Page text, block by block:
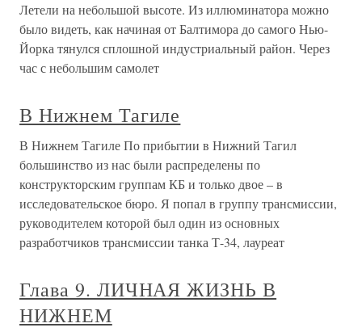
Летели на небольшой высоте. Из иллюминатора можно
было видеть, как начиная от Балтимора до самого Нью-
Йорка тянулся сплошной индустриальный район. Через
час с небольшим самолет
В Нижнем Тагиле
В Нижнем Тагиле По прибытии в Нижний Тагил
большинство из нас были распределены по
конструкторским группам КБ и только двое – в
исследовательское бюро. Я попал в группу трансмиссии,
руководителем которой был один из основных
разработчиков трансмиссии танка Т-34, лауреат
Глава 9. ЛИЧНАЯ ЖИЗНЬ В
НИЖНЕМ